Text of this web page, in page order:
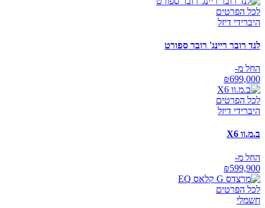
לכל הפרטים
היברידי דיזל
לנד רובר ריינג' רובר ספורט
החל מ-
₪699,000
לכל הפרטים
היברידי דיזל
ב.מ.וו X6
החל מ-
₪599,900
לכל הפרטים
חשמלי